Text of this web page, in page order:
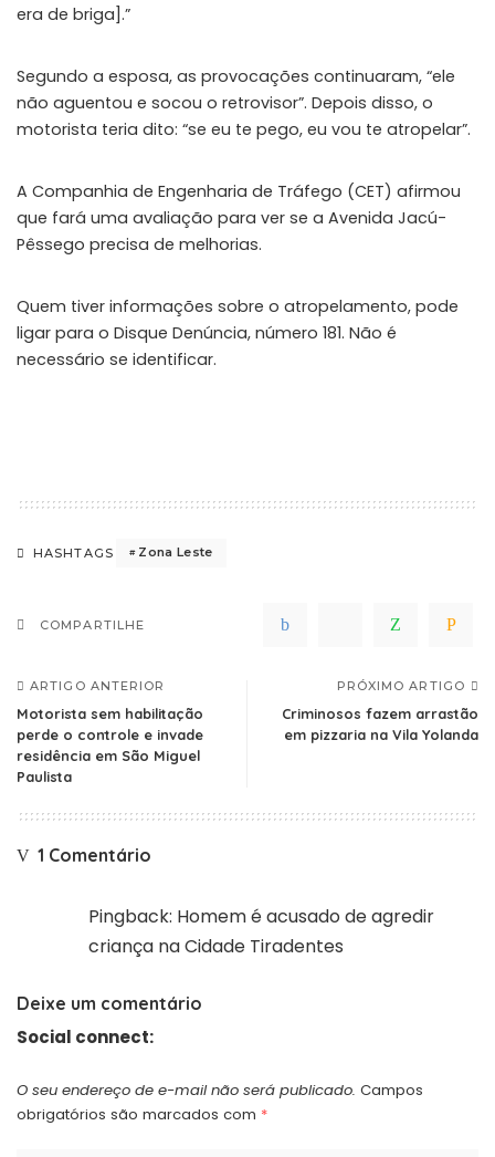
era de briga].”
Segundo a esposa, as provocações continuaram, “ele
não aguentou e socou o retrovisor”. Depois disso, o
motorista teria dito: “se eu te pego, eu vou te atropelar”.
A Companhia de Engenharia de Tráfego (CET) afirmou
que fará uma avaliação para ver se a Avenida Jacú-
Pêssego precisa de melhorias.
Quem tiver informações sobre o atropelamento, pode
ligar para o Disque Denúncia, número 181. Não é
necessário se identificar.
HASHTAGS Zona Leste
COMPARTILHE
ARTIGO ANTERIOR
Motorista sem habilitação
perde o controle e invade
residência em São Miguel
Paulista
PRÓXIMO ARTIGO
Criminosos fazem arrastão
em pizzaria na Vila Yolanda
1 Comentário
Pingback: Homem é acusado de agredir
criança na Cidade Tiradentes
Deixe um comentário
Social connect:
O seu endereço de e-mail não será publicado. Campos
obrigatórios são marcados com *